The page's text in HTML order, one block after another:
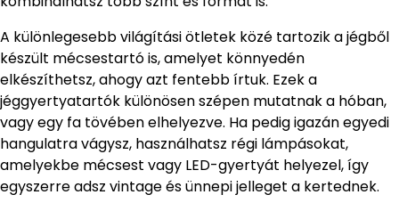
A különlegesebb világítási ötletek közé tartozik a jégből
készült mécsestartó is, amelyet könnyedén
elkészíthetsz, ahogy azt fentebb írtuk. Ezek a
jéggyertyatartók különösen szépen mutatnak a hóban,
vagy egy fa tövében elhelyezve. Ha pedig igazán egyedi
hangulatra vágysz, használhatsz régi lámpásokat,
amelyekbe mécsest vagy LED-gyertyát helyezel, így
egyszerre adsz vintage és ünnepi jelleget a kertednek.